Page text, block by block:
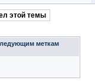
этой темы
меткам